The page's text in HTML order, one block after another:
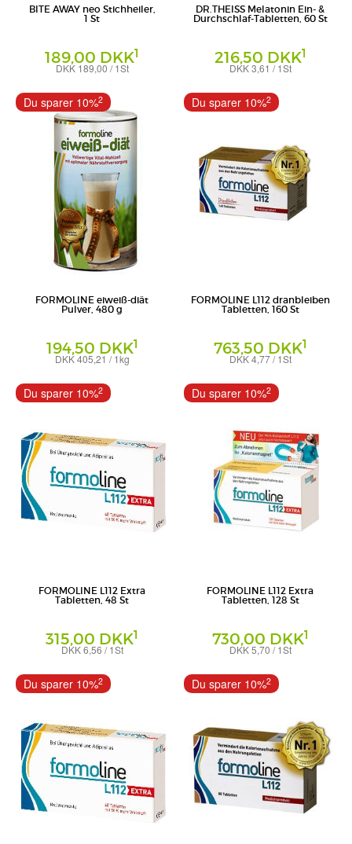
BITE AWAY neo Stichheiler,
1 St
189,00 DKK1
DKK 189,00 / 1St
MibeTec GmbH
DR.THEISS Melatonin Ein- &
Durchschlaf-Tabletten, 60 St
216,50 DKK1
DKK 3,61 / 1St
Dr. Theiss Naturwaren GmbH
FORMOLINE eiweiß-diät
Pulver, 480 g
194,50 DKK1
DKK 405,21 / 1kg
Certmedica International GmbH
Du sparer 10%2
FORMOLINE L112 dranbleiben
Tabletten, 160 St
763,50 DKK1
DKK 4,77 / 1St
Certmedica International GmbH
Du sparer 10%2
FORMOLINE L112 Extra
Tabletten, 48 St
315,00 DKK1
DKK 6,56 / 1St
Certmedica International GmbH
Du sparer 10%2
FORMOLINE L112 Extra
Tabletten, 128 St
730,00 DKK1
DKK 5,70 / 1St
Certmedica International GmbH
Du sparer 10%2
Du sparer 10%2 Du sparer 10%2